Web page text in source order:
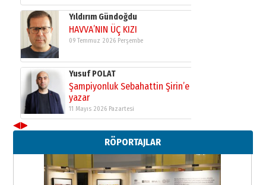
Paranın Aile Kültüründeki Yeri
03 Ağustos 2026 Pazartesi
HAVVA’NIN ÜÇ KIZI
09 Temmuz 2026 Perşembe
Yusuf POLAT
Şampiyonluk Sebahattin Şirin’e
yazar
11 Mayıs 2026 Pazartesi
◀▶
RÖPORTAJLAR